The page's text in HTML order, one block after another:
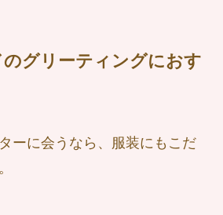
グリーティングにおす
ーに会うなら、服装にもこだ